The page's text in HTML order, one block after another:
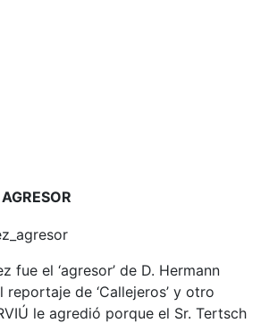
fue el ‘agresor’ de D. Hermann
reportaje de ‘Callejeros’ y otro
le agredió porque el Sr. Tertsch